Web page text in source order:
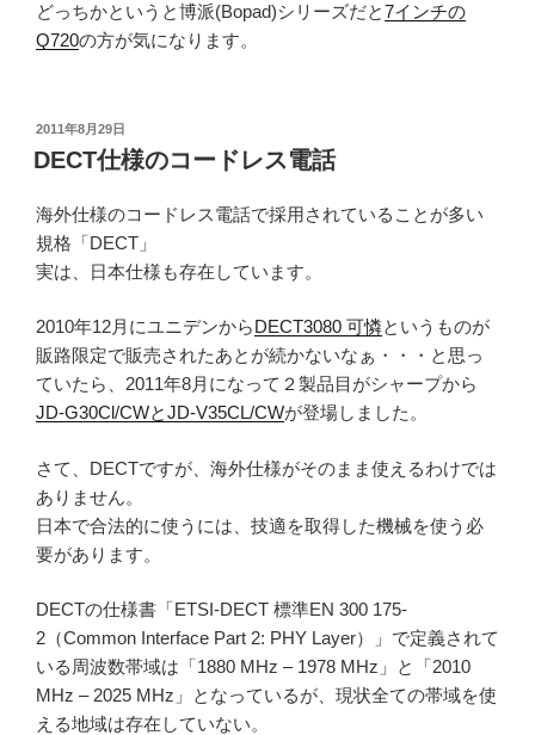
どっちかというと博派(Bopad)シリーズだと7インチの
Q720の方が気になります。
投
稿
日:
2011年8月29日
DECT仕様のコードレス電話
海外仕様のコードレス電話で採用されていることが多い
規格「DECT」
実は、日本仕様も存在しています。
2010年12月にユニデンからDECT3080 可憐というものが
販路限定で販売されたあとが続かないなぁ・・・と思っ
ていたら、2011年8月になって２製品目がシャープから
JD-G30Cl/CWとJD-V35CL/CWが登場しました。
さて、DECTですが、海外仕様がそのまま使えるわけでは
ありません。
日本で合法的に使うには、技適を取得した機械を使う必
要があります。
DECTの仕様書「ETSI-DECT 標準EN 300 175-
2（Common Interface Part 2: PHY Layer）」で定義されて
いる周波数帯域は「1880 MHz – 1978 MHz」と「2010
MHz – 2025 MHz」となっているが、現状全ての帯域を使
える地域は存在していない。